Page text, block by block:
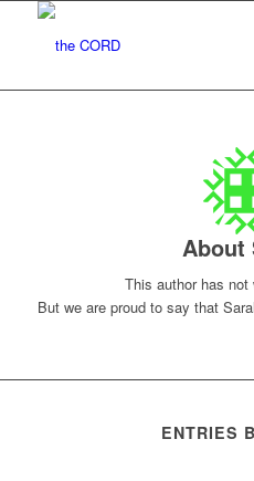
About
This author has
But we are proud to say that
ENTRIES